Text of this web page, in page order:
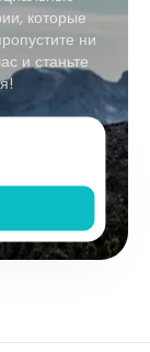
которые
ни
и станьте